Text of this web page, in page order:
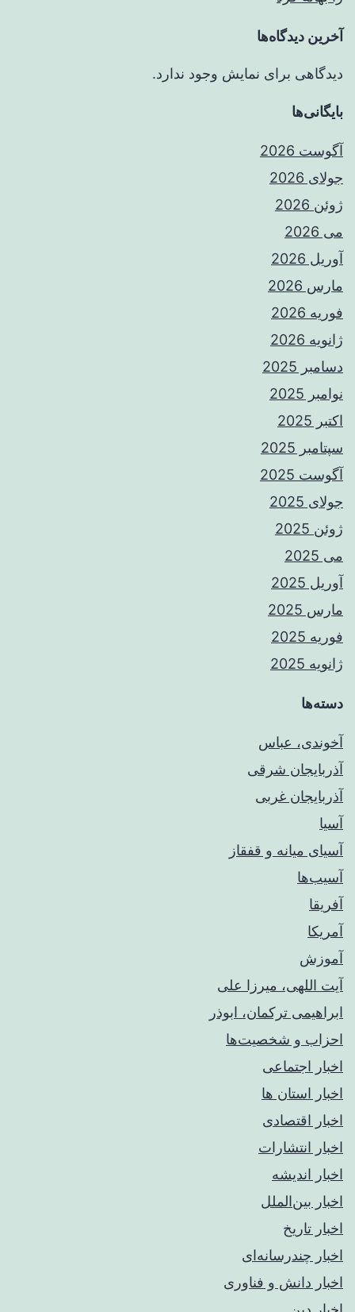
آخرین دیدگاه‌ها
دیدگاهی برای نمایش وجود ندارد.
بایگانی‌ها
آگوست 2026
جولای 2026
ژوئن 2026
می 2026
آوریل 2026
مارس 2026
فوریه 2026
ژانویه 2026
دسامبر 2025
نوامبر 2025
اکتبر 2025
سپتامبر 2025
آگوست 2025
جولای 2025
ژوئن 2025
می 2025
آوریل 2025
مارس 2025
فوریه 2025
ژانویه 2025
دسته‌ها
آخوندی، عباس
آذربایجان شرقی
آذربایجان غربی
آسیا
آسیای میانه و قفقاز
آسیب‌ها
آفریقا
آمریکا
آموزش
آیت اللهی، میرزا علی
ابراهیمی ترکمان، ابوذر
احزاب و شخصیت‌ها
اخبار اجتماعی
اخبار استان ها
اخبار اقتصادی
اخبار انتشارات
اخبار اندیشه
اخبار بین‌الملل
اخبار تاریخ
اخبار چندرسانه‌ای
اخبار دانش و فناوری